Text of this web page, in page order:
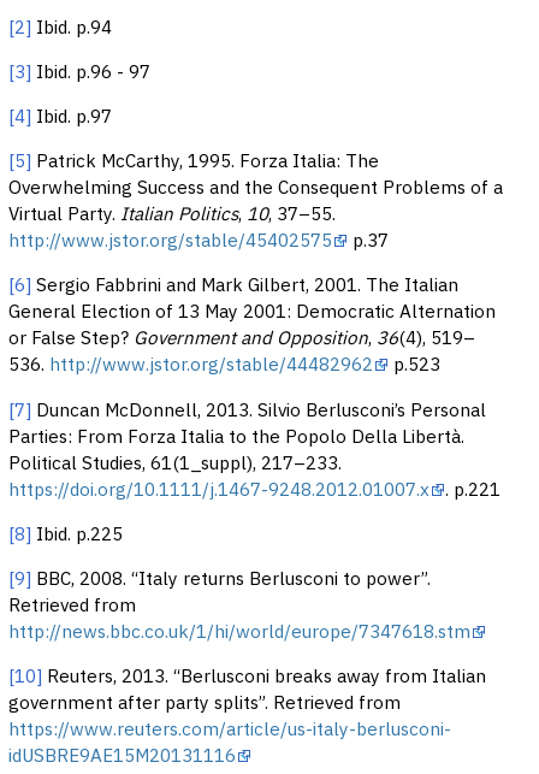
[2] Ibid. p.94
[3] Ibid. p.96 - 97
[4] Ibid. p.97
[5] Patrick McCarthy, 1995. Forza Italia: The
Overwhelming Success and the Consequent Problems of a
Virtual Party. Italian Politics, 10, 37–55.
http://www.jstor.org/stable/45402575
p.37
[6] Sergio Fabbrini and Mark Gilbert, 2001. The Italian
General Election of 13 May 2001: Democratic Alternation
or False Step? Government and Opposition, 36(4), 519–
536. http://www.jstor.org/stable/44482962
p.523
[7] Duncan McDonnell, 2013. Silvio Berlusconi’s Personal
Parties: From Forza Italia to the Popolo Della Libertà.
Political Studies, 61(1_suppl), 217–233.
https://doi.org/10.1111/j.1467-9248.2012.01007.x . p.221
[8] Ibid. p.225
[9] BBC, 2008. “Italy returns Berlusconi to power”.
Retrieved from
http://news.bbc.co.uk/1/hi/world/europe/7347618.stm
[10] Reuters, 2013. “Berlusconi breaks away from Italian
government after party splits”. Retrieved from
https://www.reuters.com/article/us-italy-berlusconi-
idUSBRE9AE15M20131116